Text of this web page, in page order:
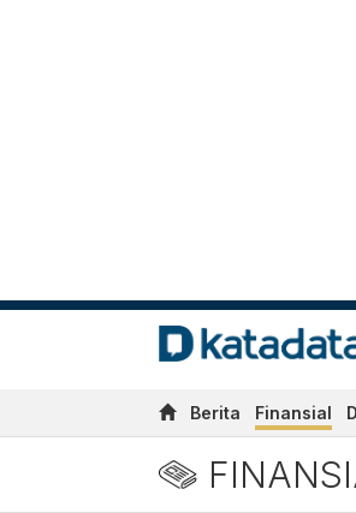
Berita Finansial